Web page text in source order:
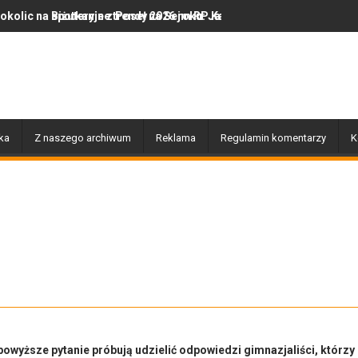
z Poseł na Sejm RP Katarzyną Królak
trendy 2026 roku: Jak polska marka olor.pl podbija serca
Dobiegły końca prace
Z naszego archiwum Reklama Regulamin komentarzy
pytanie próbują udzielić odpowiedzi gimnazjaliści, którzy